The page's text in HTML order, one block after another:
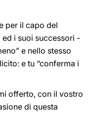
per il capo del
i suoi successori -
e nello stesso
e tu “conferma i
offerto, con il vostro
di questa